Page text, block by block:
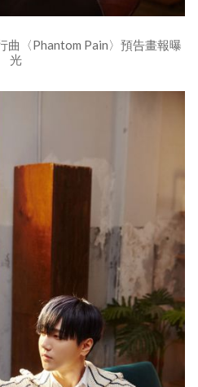
曲〈Phantom Pain〉預告畫報曝
光